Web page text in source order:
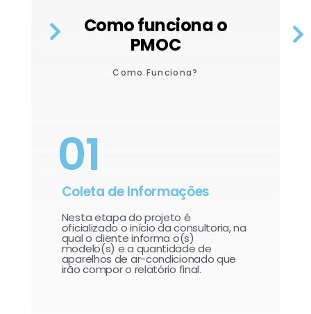
Como funciona o
PMOC
Como Funciona?
01
Coleta de Informações
Nesta etapa do projeto é
oficializado o início da consultoria, na
qual o cliente informa o(s)
modelo(s) e a quantidade de
aparelhos de ar-condicionado que
irão compor o relatório final.​